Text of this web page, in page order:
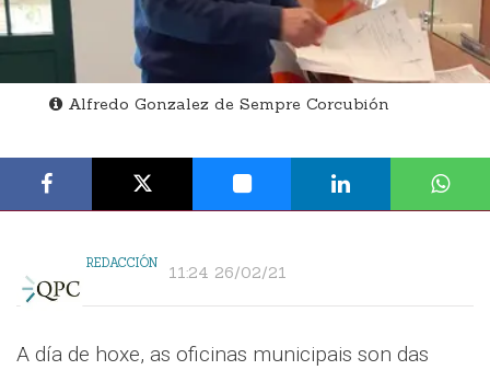
Alfredo Gonzalez de Sempre Corcubión
REDACCIÓN 11:24 26/02/21
A día de hoxe, as oficinas municipais son das